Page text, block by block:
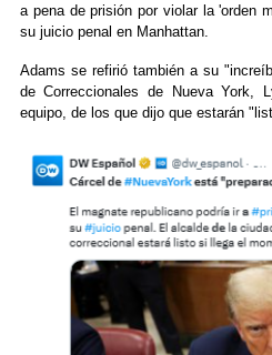
a pena de prisión por violar la 'orden
su juicio penal en Manhattan.
Adams se refirió también a su
de Correccionales de Nueva York,
equipo, de los que dijo que estarán